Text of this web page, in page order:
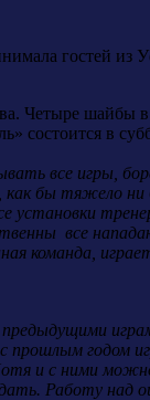
гостей
Четыре
состоится в
все игры,
бы тяжело
установки
все
команда,
прошлым годом
и с ними
Работу над